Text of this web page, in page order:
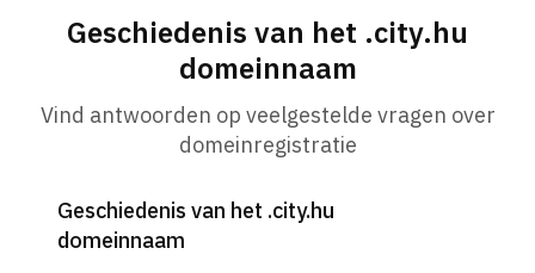
Geschiedenis van het .city.hu
domeinnaam
Vind antwoorden op veelgestelde vragen over
domeinregistratie
Geschiedenis van het .city.hu
domeinnaam